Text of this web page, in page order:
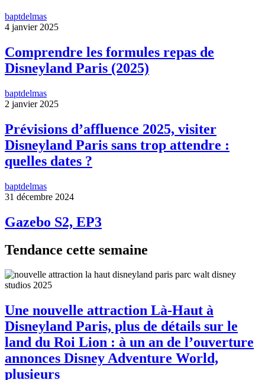
baptdelmas
4 janvier 2025
Comprendre les formules repas de
Disneyland Paris (2025)
baptdelmas
2 janvier 2025
Prévisions d’affluence 2025, visiter
Disneyland Paris sans trop attendre :
quelles dates ?
baptdelmas
31 décembre 2024
Gazebo S2, EP3
Tendance cette semaine
Une nouvelle attraction Là-Haut à
Disneyland Paris, plus de détails sur le
land du Roi Lion : à un an de l’ouverture
annonces Disney Adventure World,
plusieurs